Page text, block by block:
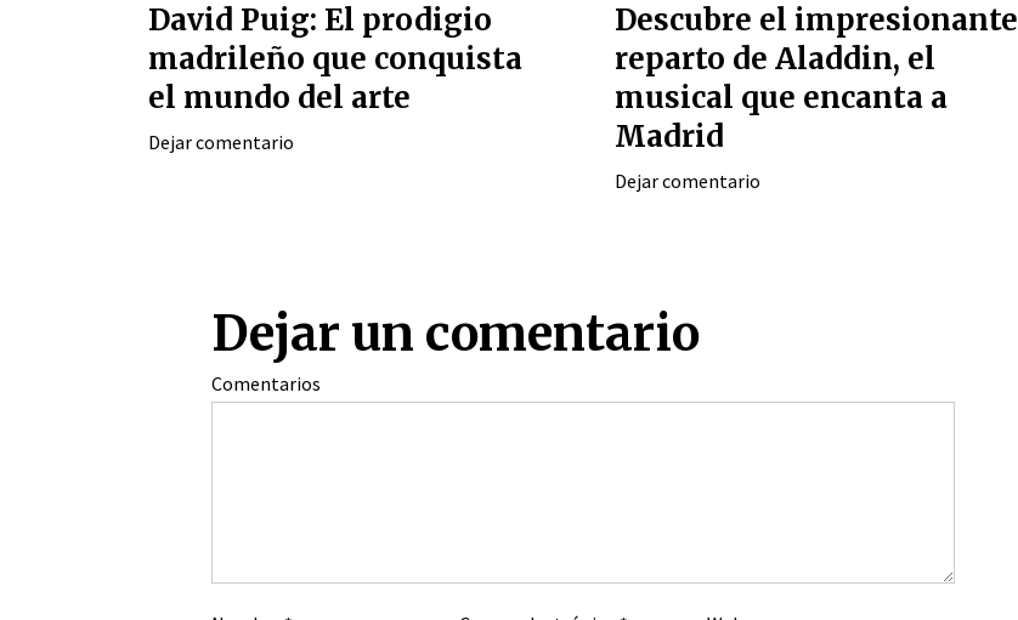
David Puig: El prodigio
madrileño que conquista
el mundo del arte
Dejar comentario
Descubre el impresionante
reparto de Aladdin, el
musical que encanta a
Madrid
Dejar comentario
Dejar un comentario
Comentarios